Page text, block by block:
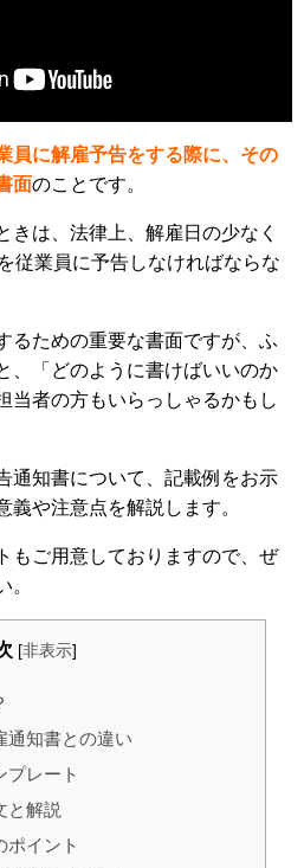
員に解雇予告をする際に、その
面のことです。
きは、法律上、解雇日の少なく
従業員に予告しなければならな
るための重要な書面ですが、ふ
、「どのように書けばいいのか
当者の方もいらっしゃるかもし
通知書について、記載例をお示
義や注意点を解説します。
もご用意しておりますので、ぜ
。
[非表示]
通知書との違い
プレート
と解説
ポイント